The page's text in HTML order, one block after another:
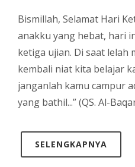
Bismillah, Selamat Hari
anakku yang hebat, hari
ketiga ujian. Di saat lelah
kembali niat kita belajar
janganlah kamu campur
yang bathil...” (QS. Al-
SELENGKAPNYA